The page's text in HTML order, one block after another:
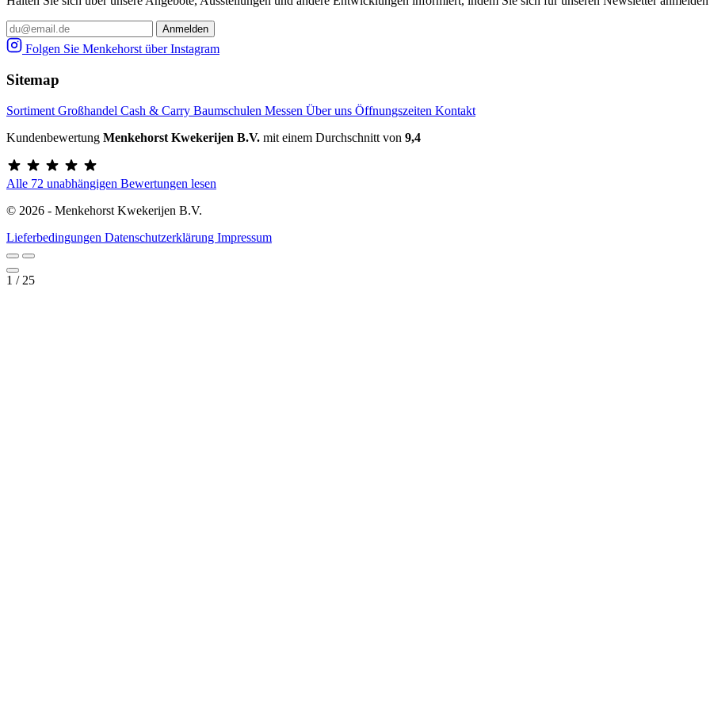
Folgen Sie Menkehorst über Instagram
Sitemap
Sortiment Großhandel Cash & Carry Baumschulen Messen Über uns Öffnungszeiten Kontakt
Kundenbewertung Menkehorst Kwekerijen B.V. mit einem Durchschnitt von 9,4
Alle 72 unabhängigen Bewertungen lesen
© 2026 - Menkehorst Kwekerijen B.V.
Lieferbedingungen Datenschutzerklärung Impressum
1 / 25